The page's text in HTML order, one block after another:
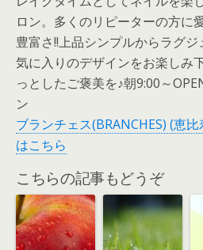
ロン。多くのリピーターの方に
豊富さ!!上品シンプルからラグ
気に入りのデザインをお楽しみ
っとしたご褒美を♪朝9:00～
ン
ブランチェス(BRANCHES) (恵
はこちら
こちらの記事もどうぞ